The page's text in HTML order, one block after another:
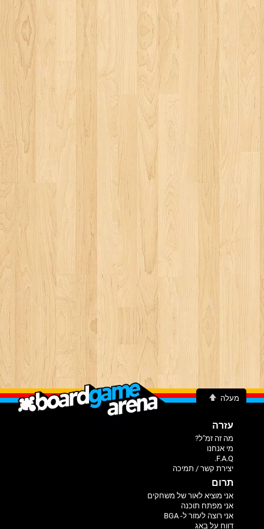
מעלה
עזרה
מה זה זמ"ל?
מי אנחנו
F.A.Q.
יצירת קשר / תמיכה
תרום
אני מוציא לאור של משחקים
אני מפתח תוכנה
אני רוצה לעזור ל- BGA
דווח על באג